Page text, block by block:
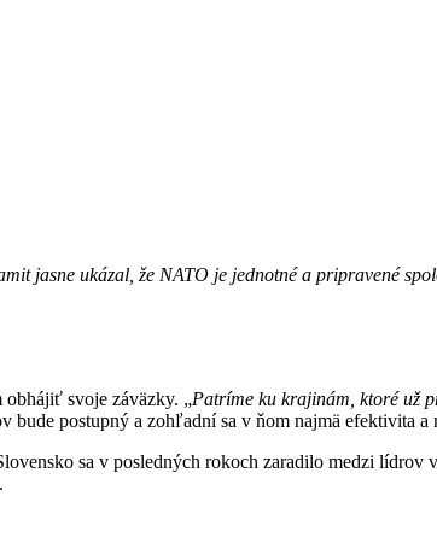
jasne ukázal, že NATO je jednotné a pripravené
obhájiť svoje záväzky. „Patríme ku krajinám, ktoré už
bude postupný a zohľadní sa v ňom najmä efektivita a
sa v posledných rokoch zaradilo medzi